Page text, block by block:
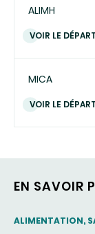
ALIMH
VOIR LE
MICA
VOIR LE
EN SAVOIR
THEMATIC
ALIMENTATION,